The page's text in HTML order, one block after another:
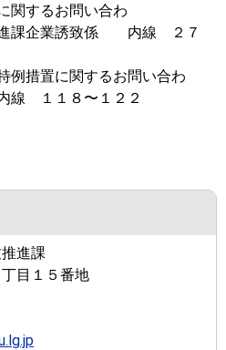
るお問い合わ
業誘致係 内線 ２７
置に関するお問い合わ
１１８〜１２２
進課
目１５番地